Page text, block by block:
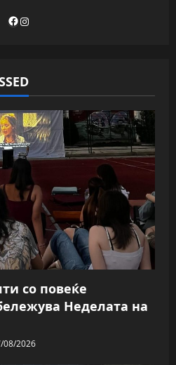
Facebook
Instagram
со повеќе
Неделата на
08/2026